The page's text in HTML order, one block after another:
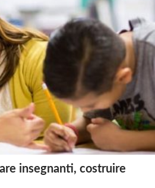
insegnanti, costruire